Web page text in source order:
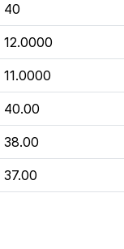
40
12.0000
11.0000
40.00
38.00
37.00